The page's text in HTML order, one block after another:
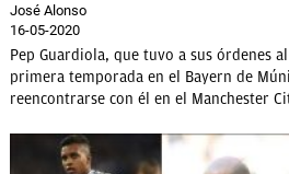
José Alonso
16-05-2020
Pep Guardiola, que tuvo a sus órdenes
primera temporada en el Bayern de
reencontrarse con él en el Manchester